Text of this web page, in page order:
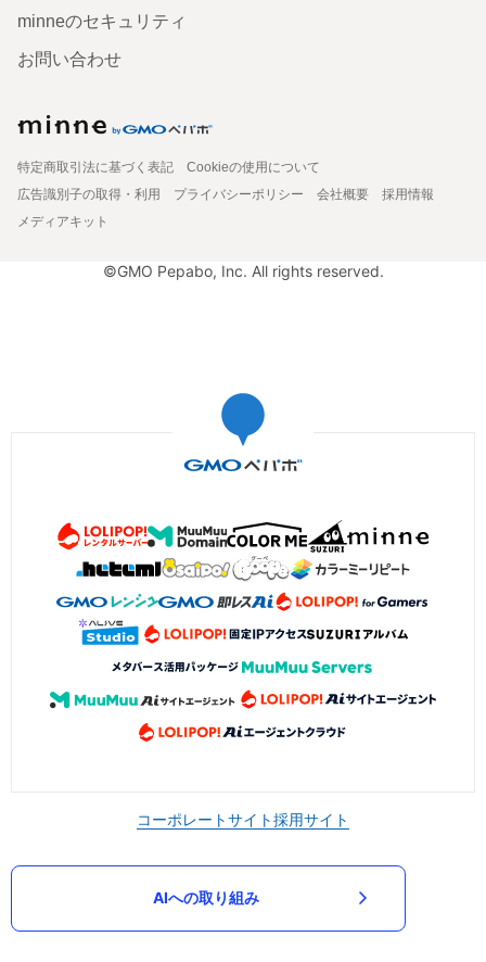
minneのセキュリティ
お問い合わせ
特定商取引法に基づく表記
Cookieの使用について
広告識別子の取得・利用
プライバシーポリシー 会社概要
採用情報
メディアキット
©GMO Pepabo, Inc. All rights reserved.
コーポレートサイト採用サイト
AIへの取り組み